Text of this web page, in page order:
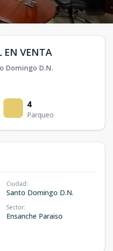
EN VENTA
Domingo D.N.
4
Parqueo
Ciudad:
Santo Domingo D.N.
Sector:
Ensanche Paraiso